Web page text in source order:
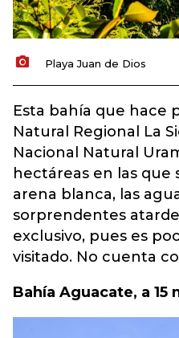
Playa Juan de Dios
Esta bahía que hace
Natural Regional La
Nacional Natural
hectáreas en las que
arena blanca, las
sorprendentes
exclusivo, pues es
visitado. No cuenta
Bahía Aguacate, a